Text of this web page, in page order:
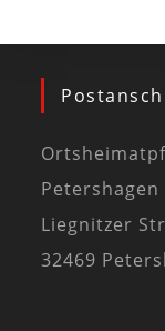
Petershagen
Liegnitzer
32469